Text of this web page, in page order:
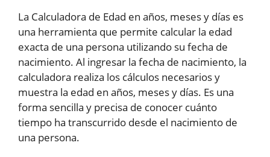
La Calculadora de Edad en años, meses y días es
una herramienta que permite calcular la edad
exacta de una persona utilizando su fecha de
nacimiento. Al ingresar la fecha de nacimiento, la
calculadora realiza los cálculos necesarios y
muestra la edad en años, meses y días. Es una
forma sencilla y precisa de conocer cuánto
tiempo ha transcurrido desde el nacimiento de
una persona.